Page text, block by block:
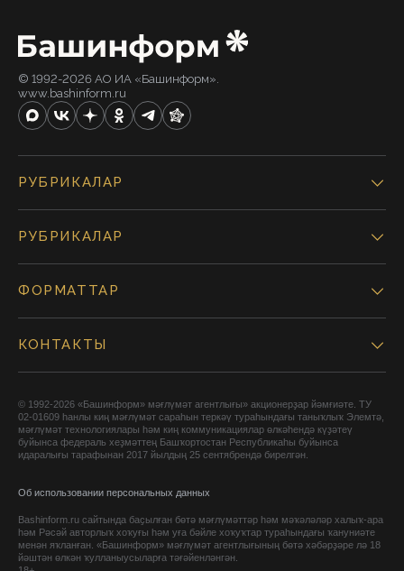
© 1992-2026 АО ИА «Башинформ».
www.bashinform.ru
РУБРИКАЛАР
РУБРИКАЛАР
ФОРМАТТАР
КОНТАКТЫ
© 1992-2026 «Башинформ» мәғлүмәт агентлығы» акционерҙар йәмғиәте. ТУ
02-01609 һанлы киң мәғлүмәт сараһын теркәү тураһындағы таныҡлыҡ Элемтә,
мәғлүмәт технологиялары һәм киң коммуникациялар өлкәһендә күҙәтеү
буйынса федераль хеҙмәттең Башҡортостан Республикаһы буйынса
идаралығы тарафынан 2017 йылдың 25 сентябрендә бирелгән.
Об использовании персональных данных
Bashinform.ru сайтында баҫылған бөтә мәғлүмәттәр һәм мәҡәләләр халыҡ-ара
һәм Рәсәй авторлыҡ хоҡуғы һәм уға бәйле хоҡуҡтар тураһындағы ҡануниәте
менән яҡланған. «Башинформ» мәғлүмәт агентлығының бөтә хәбәрҙәре лә 18
йәштән өлкән ҡулланыусыларға тәғәйенләнгән.